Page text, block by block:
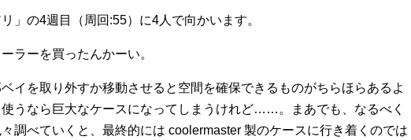
」の4週目（周回:55）に4人で向かいます。
ラーを買ったんかーい。
イを取り外すか移動させると空間を確保できるものがちらほらあるよ
うなら巨大なケースになってしまうけれど……。まあでも、なるべく
調べていくと、最終的には coolermaster 製のケースに行き着くのでは